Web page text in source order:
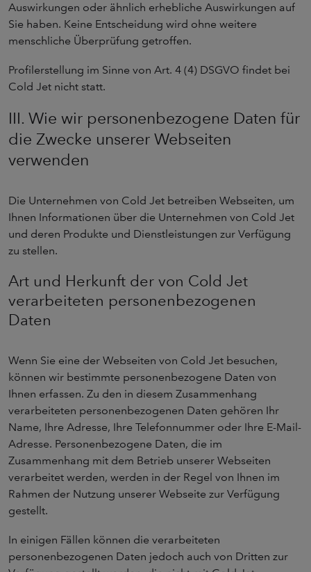
Auswirkungen oder ähnlich erhebliche Auswirkungen auf
Sie haben. Keine Entscheidung wird ohne weitere
menschliche Überprüfung getroffen.
Profilerstellung im Sinne von Art. 4 (4) DSGVO findet bei
Cold Jet nicht statt.
III. Wie wir personenbezogene Daten für
die Zwecke unserer Webseiten
verwenden
Die Unternehmen von Cold Jet betreiben Webseiten, um
Ihnen Informationen über die Unternehmen von Cold Jet
und deren Produkte und Dienstleistungen zur Verfügung
zu stellen.
Art und Herkunft der von Cold Jet
verarbeiteten personenbezogenen
Daten
Wenn Sie eine der Webseiten von Cold Jet besuchen,
können wir bestimmte personenbezogene Daten von
Ihnen erfassen. Zu den in diesem Zusammenhang
verarbeiteten personenbezogenen Daten gehören Ihr
Name, Ihre Adresse, Ihre Telefonnummer oder Ihre E-Mail-
Adresse. Personenbezogene Daten, die im
Zusammenhang mit dem Betrieb unserer Webseiten
verarbeitet werden, werden in der Regel von Ihnen im
Rahmen der Nutzung unserer Webseite zur Verfügung
gestellt.
In einigen Fällen können die verarbeiteten
personenbezogenen Daten jedoch auch von Dritten zur